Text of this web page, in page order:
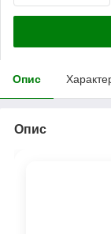
Опис
Опис